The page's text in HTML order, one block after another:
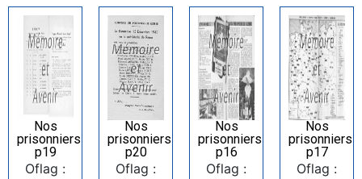
Nos
prisonniers
p19
Oflag :
Nos
prisonniers
p20
Oflag :
Nos
prisonniers
p16
Oflag :
Nos
prisonniers
p17
Oflag :